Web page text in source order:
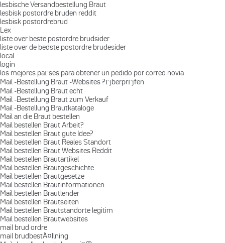
lesbische Versandbestellung Braut
lesbisk postordre bruden reddit
lesbisk postordrebrud
Lex
liste over beste postordre brudsider
liste over de bedste postordre brudesider
local
login
los mejores paГ­ses para obtener un pedido por correo novia
Mail -Bestellung Braut -Websites ?ГјberprГјfen
Mail -Bestellung Braut echt
Mail -Bestellung Braut zum Verkauf
Mail -Bestellung Brautkataloge
Mail an die Braut bestellen
Mail bestellen Braut Arbeit?
Mail bestellen Braut gute Idee?
Mail bestellen Braut Reales Standort
Mail bestellen Braut Websites Reddit
Mail bestellen Brautartikel
Mail bestellen Brautgeschichte
Mail bestellen Brautgesetze
Mail bestellen Brautinformationen
Mail bestellen Brautlender
Mail bestellen Brautseiten
Mail bestellen Brautstandorte legitim
Mail bestellen Brautwebsites
mail brud ordre
mail brudbestÃ¤llning